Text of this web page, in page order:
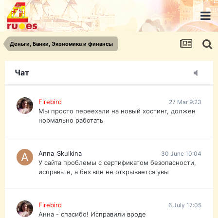
Деньги, Банки, Экономика и финансы
Чат
urist.dokument@gmail.com
https://pasport-ua.com/
Телеграмм @uristpassua
Firebird
Друзья - из России без VPN сайт и форум
Firebird 27 Mar 9:23
Мы просто переехали на новый хостинг, должен
нормально работать
Anna_Skulkina 30 June 10:04
У сайта проблемы с сертификатом безопасности,
исправьте, а без впн не открывается увы
Firebird 6 July 17:05
Анна - спасибо! Исправили вроде